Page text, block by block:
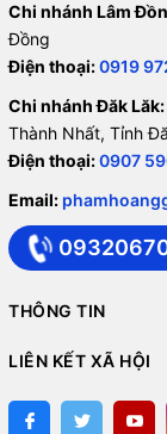
Chi nhánh Lâm
Đồng
Điện thoại:0919
Chi nhánh Đăk Lăk:
Thành Nhất, Tỉnh
Điện thoại:0907
Email:
THÔNG TIN
LIÊN KẾT XÃ HỘI